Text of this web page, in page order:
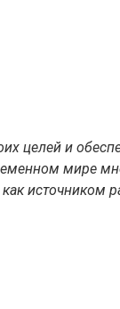
целей и
мире
источником